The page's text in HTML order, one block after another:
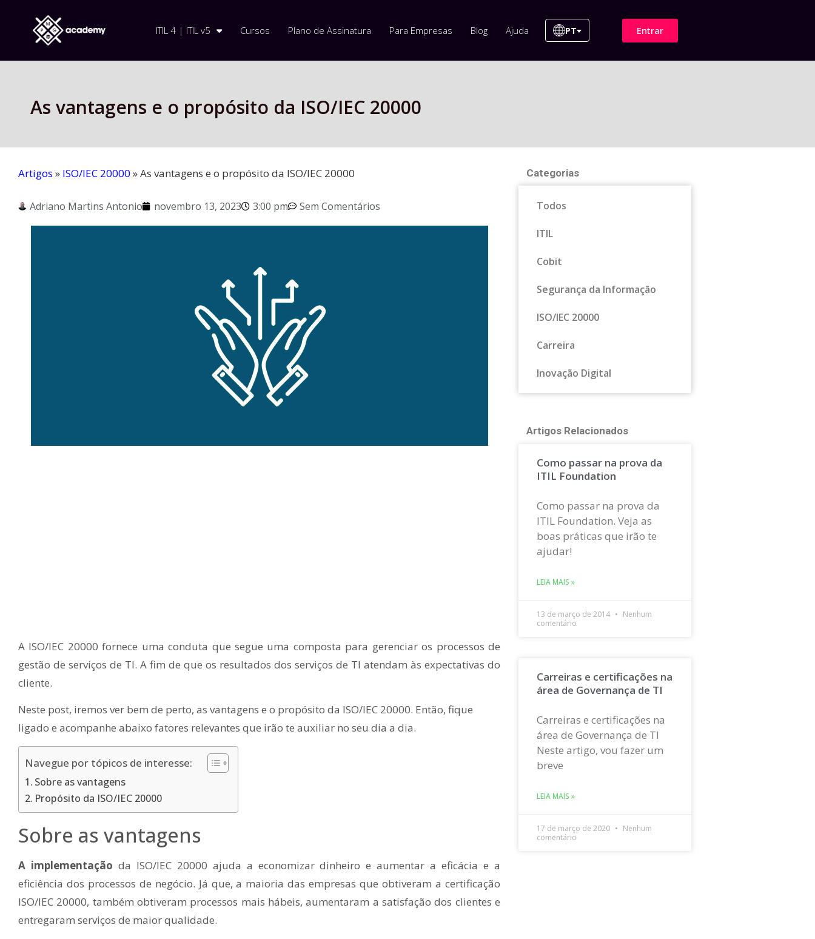
ITIL 4 | ITIL v5 Cursos Plano de Assinatura Para Empresas Blog Ajuda PT Entrar
As vantagens e o propósito da ISO/IEC 20000
Artigos » ISO/IEC 20000 »As vantagens e o propósito da ISO/IEC 20000
Adriano Martins Antonio novembro 13, 2023 3:00 pm Sem Comentários
A ISO/IEC 20000 fornece uma conduta que segue uma composta para gerenciar os processos de
gestão de serviços de TI. A fim de que os resultados dos serviços de TI atendam às expectativas do
cliente.
Neste post, iremos ver bem de perto, as vantagens e o propósito da ISO/IEC 20000. Então, fique
ligado e acompanhe abaixo fatores relevantes que irão te auxiliar no seu dia a dia.
Navegue por tópicos de interesse:
Sobre as vantagens
Propósito da ISO/IEC 20000
Sobre as vantagens
A implementação da ISO/IEC 20000 ajuda a economizar dinheiro e aumentar a eficácia e a
eficiência dos processos de negócio. Já que, a maioria das empresas que obtiveram a certificação
ISO/IEC 20000, também obtiveram processos mais hábeis, aumentaram a satisfação dos clientes e
entregaram serviços de maior qualidade.
Categorias
Todos
ITIL
Cobit
Segurança da Informação
ISO/IEC 20000
Carreira
Inovação Digital
Artigos Relacionados
Como passar na prova da
ITIL Foundation
Como passar na prova da
ITIL Foundation. Veja as
boas práticas que irão te
ajudar!
LEIA MAIS »
13 de março de 2014
Nenhum
comentário
Carreiras e certificações na
área de Governança de TI
Carreiras e certificações na
área de Governança de TI
Neste artigo, vou fazer um
breve
LEIA MAIS »
17 de março de 2020
Nenhum
comentário